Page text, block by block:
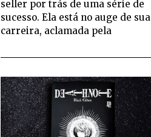
seller por trás de uma série de
sucesso. Ela está no auge de sua
carreira, aclamada pela